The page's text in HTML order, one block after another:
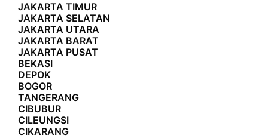
JAKARTA TIMUR
JAKARTA SELATAN
JAKARTA UTARA
JAKARTA BARAT
JAKARTA PUSAT
BEKASI
DEPOK
BOGOR
TANGERANG
CIBUBUR
CILEUNGSI
CIKARANG